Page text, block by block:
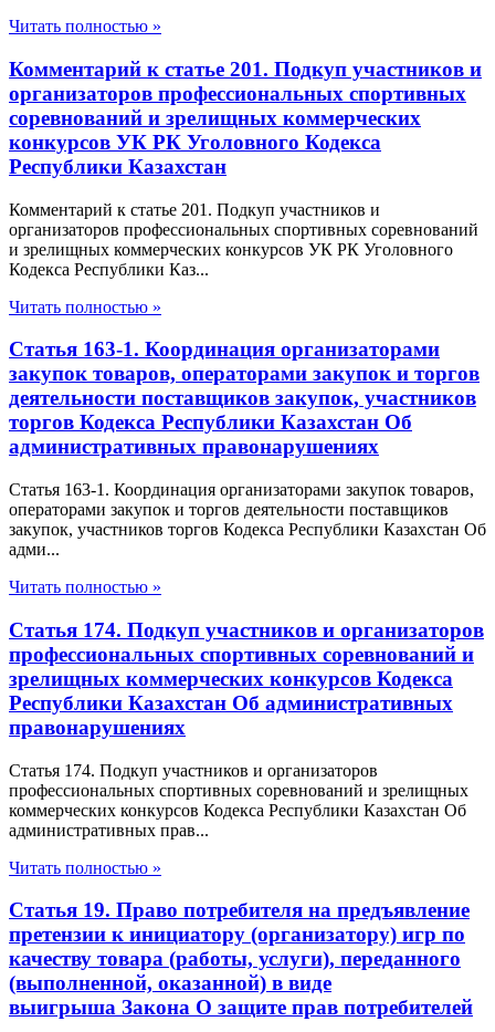
Читать полностью »
Комментарий к статье 201. Подкуп участников и
организаторов профессиональных спортивных
соревнований и зрелищных коммерческих
конкурсов УК РК Уголовного Кодекса
Республики Казахстан
Комментарий к статье 201. Подкуп участников и
организаторов профессиональных спортивных соревнований
и зрелищных коммерческих конкурсов УК РК Уголовного
Кодекса Республики Каз...
Читать полностью »
Статья 163-1. Координация организаторами
закупок товаров, операторами закупок и торгов
деятельности поставщиков закупок, участников
торгов Кодекса Республики Казахстан Об
административных правонарушениях
Статья 163-1. Координация организаторами закупок товаров,
операторами закупок и торгов деятельности поставщиков
закупок, участников торгов Кодекса Республики Казахстан Об
адми...
Читать полностью »
Статья 174. Подкуп участников и организаторов
профессиональных спортивных соревнований и
зрелищных коммерческих конкурсов Кодекса
Республики Казахстан Об административных
правонарушениях
Статья 174. Подкуп участников и организаторов
профессиональных спортивных соревнований и зрелищных
коммерческих конкурсов Кодекса Республики Казахстан Об
административных прав...
Читать полностью »
Статья 19. Право потребителя на предъявление
претензии к инициатору (организатору) игр по
качеству товара (работы, услуги), переданного
(выполненной, оказанной) в виде
выигрыша Закона О защите прав потребителей